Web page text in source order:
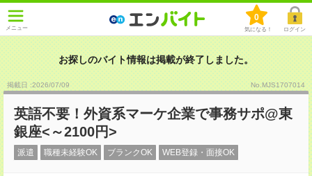
メニュー
0
気になる！ ログイン
お探しのバイト情報は掲載が終了しました。
掲載日 :2026/07/09 No.MJS1707014
英語不要！外資系マーケ企業で事務サポ@東
銀座<～2100円>
派遣 職種未経験OK ブランクOK WEB登録・面接OK